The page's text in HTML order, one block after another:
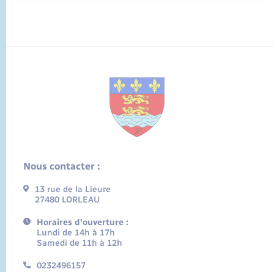
Nous contacter :
13 rue de la Lieure
27480 LORLEAU
Horaires d'ouverture :
Lundi de 14h à 17h
Samedi de 11h à 12h
0232496157